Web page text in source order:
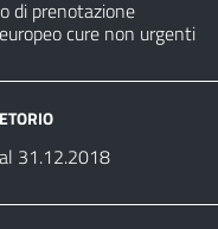
di prenotazione
cure non urgenti
31.12.2018